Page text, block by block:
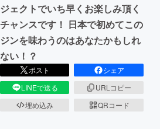
ジェクトでいち早くお楽しみ頂く
チャンスです！ 日本で初めてこの
ジンを味わうのはあなたかもしれ
ない！？
ポスト
シェア
LINEで送る
URLコピー
埋め込み
QRコード